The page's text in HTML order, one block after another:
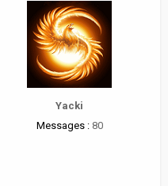
Yacki
Messages : 80